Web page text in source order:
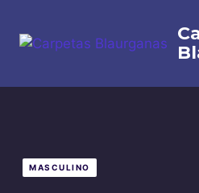
contenido
MASCULINO